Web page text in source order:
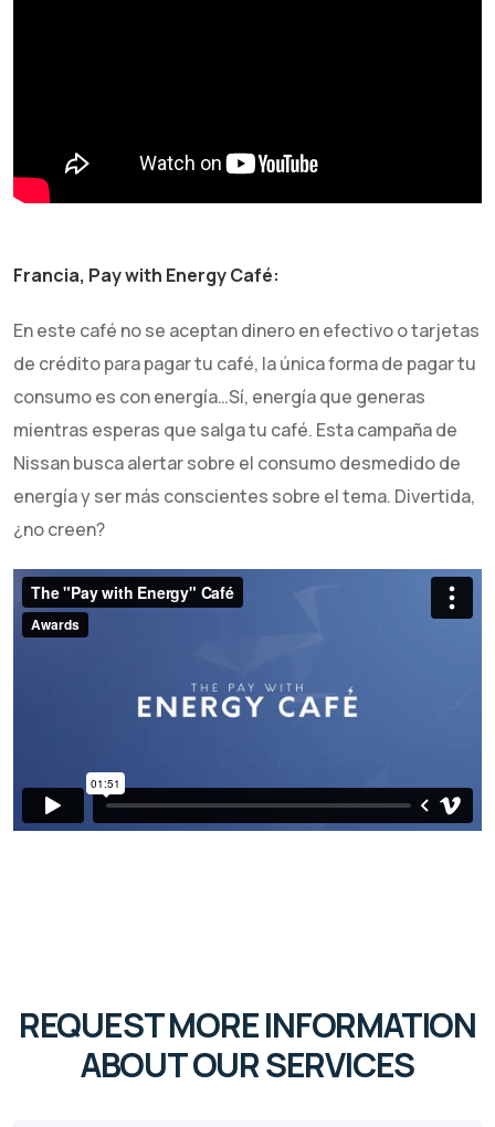
Francia, Pay with Energy Café:
En este café no se aceptan dinero en efectivo o tarjetas
de crédito para pagar tu café, la única forma de pagar tu
consumo es con energía…Sí, energía que generas
mientras esperas que salga tu café. Esta campaña de
Nissan busca alertar sobre el consumo desmedido de
energía y ser más conscientes sobre el tema. Divertida,
¿no creen?
REQUEST MORE INFORMATION
ABOUT OUR SERVICES